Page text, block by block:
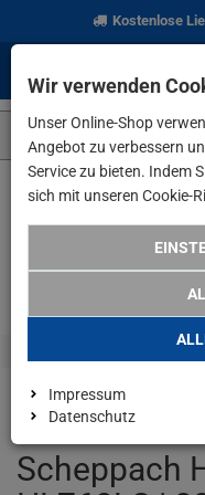
Kostenlose
Scheppach
Wir verwenden
Unser Online-Shop
Angebot zu verbessern
Service zu bieten. Indem
sich mit unseren Cookie-
Impressum
Datenschutz